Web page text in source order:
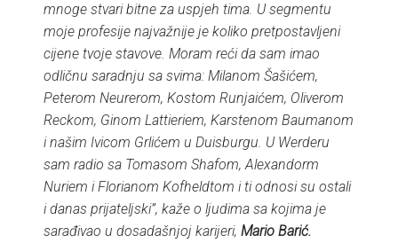
mnoge stvari bitne za uspjeh tima. U segmentu
moje profesije najvažnije je koliko pretpostavljeni
cijene tvoje stavove. Moram reći da sam imao
odličnu saradnju sa svima: Milanom Šašićem,
Peterom Neurerom, Kostom Runjaićem, Oliverom
Reckom, Ginom Lattieriem, Karstenom Baumanom
i našim Ivicom Grlićem u Duisburgu. U Werderu
sam radio sa Tomasom Shafom, Alexandorm
Nuriem i Florianom Kofheldtom i ti odnosi su ostali
i danas prijateljski”, kaže o ljudima sa kojima je
sarađivao u dosadašnjoj karijeri,Mario Barić.